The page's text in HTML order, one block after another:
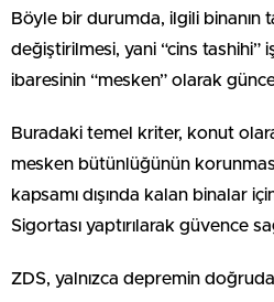
Böyle bir durumda, ilgili binanın
değiştirilmesi, yani “cins tashihi”
ibaresinin “mesken” olarak
Buradaki temel kriter, konut
mesken bütünlüğünün
kapsamı dışında kalan binalar
Sigortası yaptırılarak güvence
ZDS, yalnızca depremin